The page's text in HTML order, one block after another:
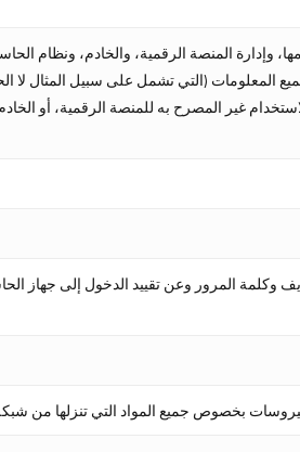
وإدارة المنصة الرقمية، والخادم، ونظام
المعلومات (التي تشمل على سبيل المثال لا
غير المصرح به للمنصة الرقمية، أو
وكلمة المرور وعن تقييد الدخول إلى جهاز